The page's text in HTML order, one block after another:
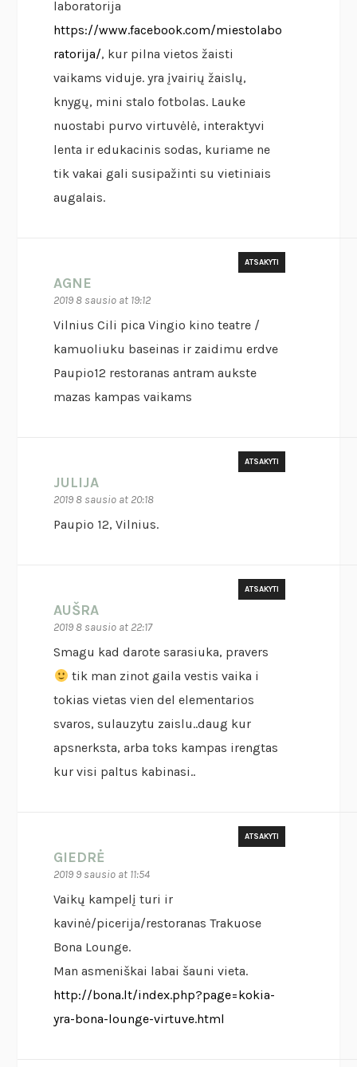
laboratorija
https://www.facebook.com/miestolabo
ratorija/, kur pilna vietos žaisti
vaikams viduje. yra įvairių žaislų,
knygų, mini stalo fotbolas. Lauke
nuostabi purvo virtuvėlė, interaktyvi
lenta ir edukacinis sodas, kuriame ne
tik vakai gali susipažinti su vietiniais
augalais.
AGNE
2019 8 sausio at 19:12
ATSAKYTI
Vilnius Cili pica Vingio kino teatre /
kamuoliuku baseinas ir zaidimu erdve
Paupio12 restoranas antram aukste
mazas kampas vaikams
JULIJA
2019 8 sausio at 20:18
ATSAKYTI
Paupio 12, Vilnius.
AUŠRA
2019 8 sausio at 22:17
ATSAKYTI
Smagu kad darote sarasiuka, pravers
tik man zinot gaila vestis vaika i
tokias vietas vien del elementarios
svaros, sulauzytu zaislu..daug kur
apsnerksta, arba toks kampas irengtas
kur visi paltus kabinasi..
GIEDRĖ
2019 9 sausio at 11:54
ATSAKYTI
Vaikų kampelį turi ir
kavinė/picerija/restoranas Trakuose
Bona Lounge.
Man asmeniškai labai šauni vieta.
http://bona.lt/index.php?page=kokia-
yra-bona-lounge-virtuve.html